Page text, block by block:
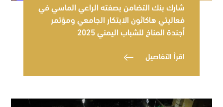
شارك بنك التضامن بصفته الراعي الماسي في
فعاليتي هاكاثون الابتكار الجامعي ومؤتمر
أجندة المناخ للشباب اليمني 2025
اقرأ التفاصيل